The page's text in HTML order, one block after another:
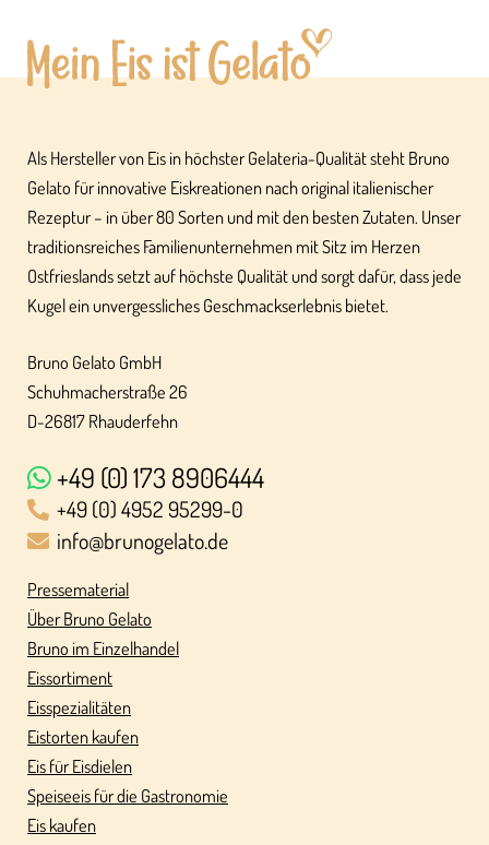
Als Hersteller von Eis in höchster Gelateria-Qualität steht Bruno
Gelato für innovative Eiskreationen nach original italienischer
Rezeptur – in über 80 Sorten und mit den besten Zutaten. Unser
traditionsreiches Familienunternehmen mit Sitz im Herzen
Ostfrieslands setzt auf höchste Qualität und sorgt dafür, dass jede
Kugel ein unvergessliches Geschmackserlebnis bietet.
Bruno Gelato GmbH
Schuhmacherstraße 26
D-26817 Rhauderfehn
+49 (0) 173 8906444
+49 (0) 4952 95299-0
info@brunogelato.de
Pressematerial
Über Bruno Gelato
Bruno im Einzelhandel
Eissortiment
Eisspezialitäten
Eistorten kaufen
Eis für Eisdielen
Speiseeis für die Gastronomie
Eis kaufen